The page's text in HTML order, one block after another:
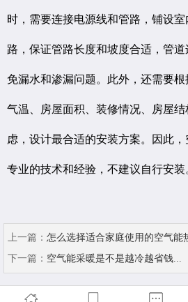
时，需要连接电源线和管路，铺设
路，保证管路长度和坡度合适，管
免漏水和渗漏问题。此外，还需要
气温、房屋面积、装修情况、房屋
虑，设计最合适的安装方案。因此
专业的技术和经验，不建议自行安装
上一篇： 怎么选择适合家庭使用的空气能
下一篇： 空气能采暖是不是越冷越省钱...